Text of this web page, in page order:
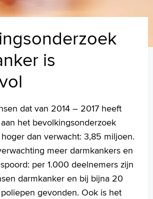
is
dat van 2014 – 2017 heeft
het bevolkingsonderzoek
dan verwacht: 3,85 miljoen.
meer darmkankers en
per 1.000 deelnemers zijn
darmkanker en bij bijna 20
gevonden. Ook is het